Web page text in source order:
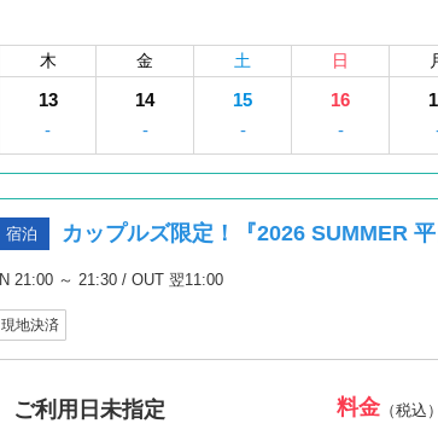
木 金 土 日
13
-
14
-
15
-
16
-
宿泊 カップルズ限定！『2026 SUMMER
IN 21:00 ～ 21:30 / OUT 翌11:00
現地決済
ご利用日未指定 料金（税込）